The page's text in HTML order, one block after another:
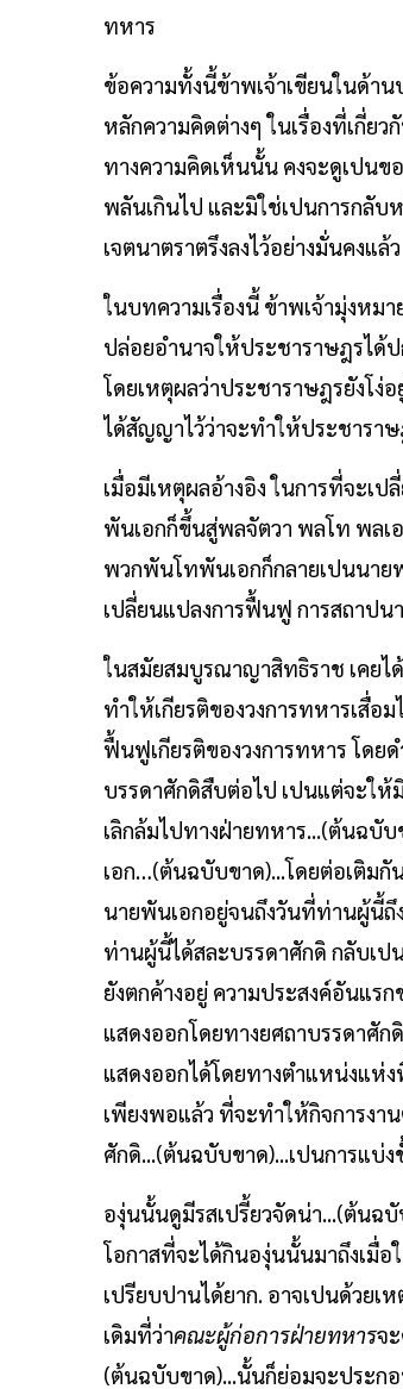
ทหาร
ข้อความทั้งนี้ข้าพเจ้าเขียนในด้า
หลักความคิดต่างๆ ในเรื่องที่เกี่ย
ทางความคิดเห็นนั้น คงจะดูเปนข
พลันเกินไป และมิใช่เปนการกลับ
เจตนาตราตรึงลงไว้อย่างมั่นคงแล้ว
ในบทความเรื่องนี้ ข้าพเจ้ามุ่งหม
ปล่อยอำนาจให้ประชาราษฎรได้
โดยเหตุผลว่าประชาราษฎรยังโ
ได้สัญญาไว้ว่าจะทำให้ประชารา
เมื่อมีเหตุผลอ้างอิง ในการที่จะเ
พันเอกก็ขึ้นสู่พลจัตวา พลโท พลเ
พวกพันโทพันเอกก็กลายเปนนา
เปลี่ยนแปลงการฟื้นฟู การสถาปน
ในสมัยสมบูรณาญาสิทธิราช เคย
ทำให้เกียรติของวงการทหารเสื่อ
ฟื้นฟูเกียรติของวงการทหาร โดย
บรรดาศักดิสืบต่อไป เปนแต่จะใ
เลิกล้มไปทางฝ่ายทหาร...(ต้นฉบั
เอก…(ต้นฉบับขาด)...โดยต่อเติม
นายพันเอกอยู่จนถึงวันที่ท่านผู้นี้ถึ
ท่านผู้นี้ได้สละบรรดาศักดิ กลับเป
ยังตกค้างอยู่ ความประสงค์อันแร
แสดงออกโดยทางยศถาบรรดาศั
แสดงออกได้โดยทางตำแหน่งแห่
เพียงพอแล้ว ที่จะทำให้กิจการงา
ศักดิ...(ต้นฉบับขาด)...เปนการแบ่
องุ่นนั้นดูมีรสเปรี้ยวจัดน่า...(ต้นฉ
โอกาสที่จะได้กินองุ่นนั้นมาถึงเมื่
เปรียบปานได้ยาก. อาจเปนด้วย
เดิมที่ว่าคณะผู้ก่อการฝ่ายทหารจ
(ต้นฉบับขาด)...นั้นก็ย่อมจะประก